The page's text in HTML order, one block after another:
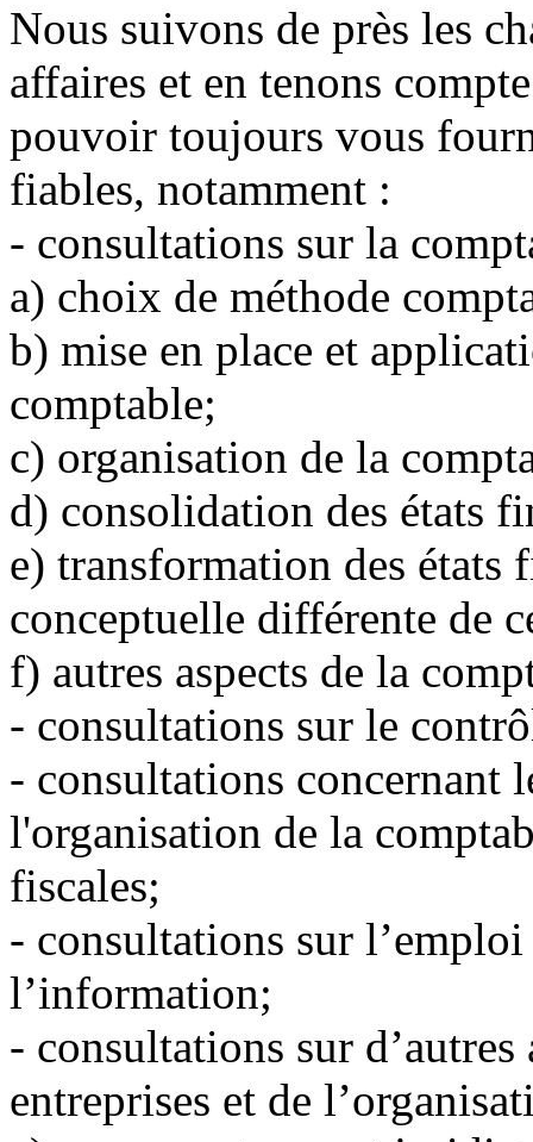
Nous suivons de près les
affaires et en tenons
pouvoir toujours vous
fiables, notamment :
- consultations sur la
a) choix de méthode
b) mise en place et
comptable;
c) organisation de la
d) consolidation des états
e) transformation des états
conceptuelle différente de
f) autres aspects de la
- consultations sur le
- consultations concernant
l'organisation de la
fiscales;
- consultations sur
l’information;
- consultations sur
entreprises et de